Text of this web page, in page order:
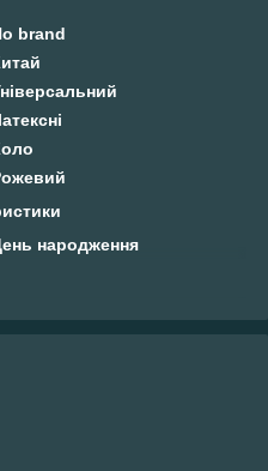
brand
народження